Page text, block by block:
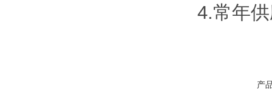
4.常年
产